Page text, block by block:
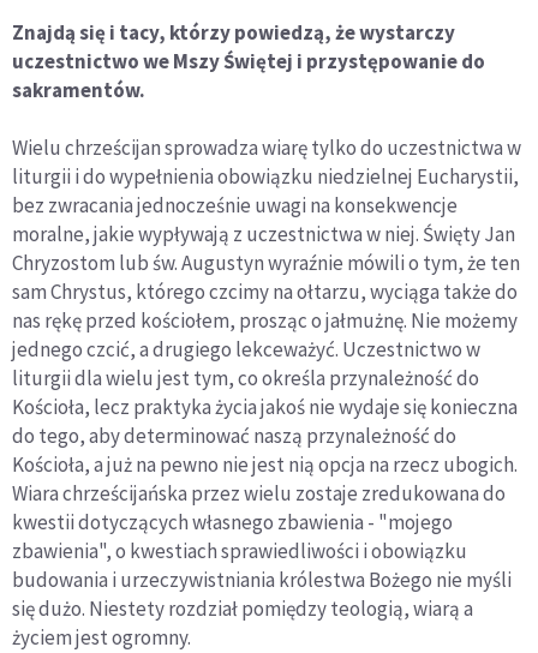
Znajdą się i tacy, którzy powiedzą, że wystarczy
uczestnictwo we Mszy Świętej i przystępowanie do
sakramentów.
Wielu chrześcijan sprowadza wiarę tylko do uczestnictwa w
liturgii i do wypełnienia obowiązku niedzielnej Eucharystii,
bez zwracania jednocześnie uwagi na konsekwencje
moralne, jakie wypływają z uczestnictwa w niej. Święty Jan
Chryzostom lub św. Augustyn wyraźnie mówili o tym, że ten
sam Chrystus, którego czcimy na ołtarzu, wyciąga także do
nas rękę przed kościołem, prosząc o jałmużnę. Nie możemy
jednego czcić, a drugiego lekceważyć. Uczestnictwo w
liturgii dla wielu jest tym, co określa przynależność do
Kościoła, lecz praktyka życia jakoś nie wydaje się konieczna
do tego, aby determinować naszą przynależność do
Kościoła, a już na pewno nie jest nią opcja na rzecz ubogich.
Wiara chrześcijańska przez wielu zostaje zredukowana do
kwestii dotyczących własnego zbawienia - "mojego
zbawienia", o kwestiach sprawiedliwości i obowiązku
budowania i urzeczywistniania królestwa Bożego nie myśli
się dużo. Niestety rozdział pomiędzy teologią, wiarą a
życiem jest ogromny.